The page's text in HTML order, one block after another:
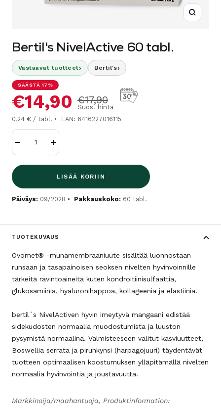
Bertil's NivelActive 60 tabl.
Vastaavat tuotteet› Bertil's›
SÄÄSTÄ 17%
Alennushinta
€14,90 Normaalihinta
€17,90
Suos. hinta
0,24 € / tabl. EAN: 6416227016115
Lisää
LISÄÄ KORIIN
Päiväys: 09/2028 Pakkauskoko: 60 tabl.
TUOTEKUVAUS
Ovomet® -munamembraaniuute sisältää luonnostaan
runsaan ja tasapainoisen seoksen nivelten hyvinvoinnille
tärkeitä ravintoaineita kuten kondroitiinisulfaattia,
glukosamiinia, hyaluronihappoa, kollageenia ja elastiinia.
bertil´s NivelActiven hyvin imeytyvä mangaani edistää
sidekudosten normaalia muodostumista ja luuston
pysymistä normaalina. Valmisteeseen valitut kasviuutteet,
Boswellia serrata ja pirunkynsi (harpagojuuri) täydentävät
tuotteen optimaalisen koostumuksen ylläpitämällä nivelten
normaalia hyvinvointia ja joustavuutta.
Markkinoija/maahantuoja, Produktinformation: